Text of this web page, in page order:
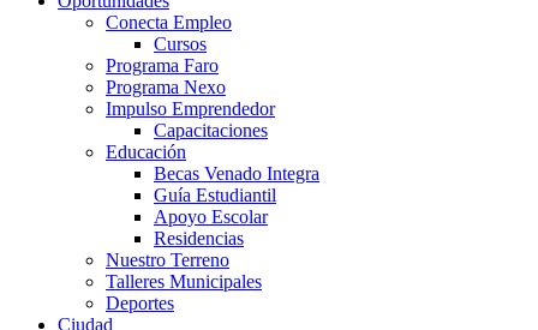
Conecta Empleo
Cursos
Programa Faro
Programa Nexo
Impulso Emprendedor
Capacitaciones
Educación
Becas Venado Integra
Guía Estudiantil
Apoyo Escolar
Residencias
Nuestro Terreno
Talleres Municipales
Deportes
Ciudad